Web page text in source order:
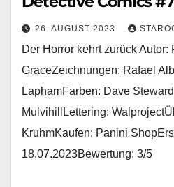
26. AUGUST 2023
Der Horror kehrt zurück Autor:
GraceZeichnungen: Rafael
LaphamFarben: Dave
MulvihillLettering:
KruhmKaufen: Panini
18.07.2023Bewertung: 3/5